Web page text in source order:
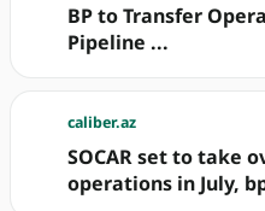
BP to Transfer
Pipeline ...
caliber.az
SOCAR set to take
operations in July,